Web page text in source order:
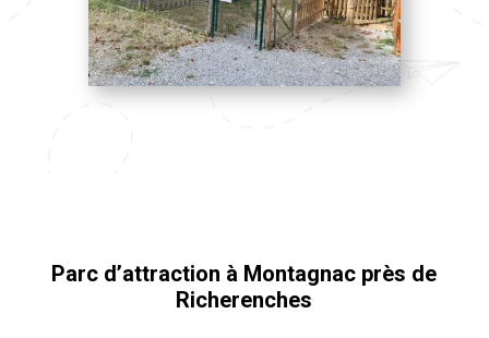
Parc d’attraction à Montagnac près de
Richerenches